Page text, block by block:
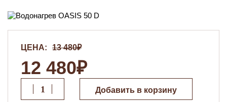
ЦЕНА: 13 480₽
12 480₽
Добавить в корзину